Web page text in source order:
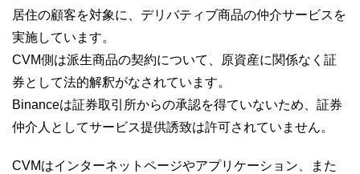
居住の顧客を対象に、デリバティブ商品の仲介サービスを
実施しています。
CVM側は派生商品の契約について、原資産に関係なく証
券として法的解釈がなされています。
Binanceは証券取引所からの承認を得ていないため、証券
仲介人としてサービス提供誘致は許可されていません。
CVMはインターネットページやアプリケーション、また